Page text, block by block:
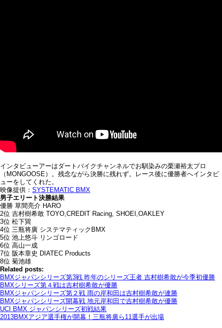
インタビューアーはダートバイクチャンネルでお馴染みの栗瀬裕太プロ
（MONGOOSE）。残念ながら決勝に残れず。レース後に優勝者へインタビ
ューをしてくれた。
映像提供： SYSTEMATIC BMX
男子エリート決勝結果
優勝 草間亮介 HARO
2位 吉村樹希敢 TOYO,CREDIT Racing, SHOEI,OAKLEY
3位 松下巽
4位 三瓶将廣 システマティックBMX
5位 池上悠斗 リンゴロード
6位 高山一成
7位 阪本章史 DIATEC Products
8位 菊池雄
Related posts:
BMXジャパンシリーズ第3戦 昨年のシリーズ王者 吉村樹希敢が今季初優勝
BMXシリーズ第４戦は吉村樹希敢が優勝
BMXジャパンシリーズ第２戦 雨の岸和田は吉村樹希敢が連勝
BMXジャパンシリーズ開幕戦 地元岸和田で吉村樹希敢が優勝
UCI BMX ジャパンシリーズ初戦結果
2013BMXアジア選手権が開幕！三瓶将廣ら11選手が出場